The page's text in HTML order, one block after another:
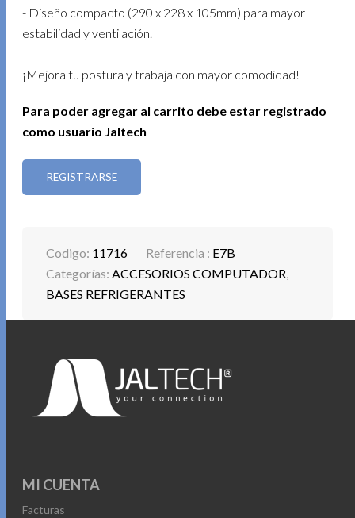
- Diseño compacto (290 x 228 x 105mm) para mayor
estabilidad y ventilación.
¡Mejora tu postura y trabaja con mayor comodidad!
Para poder agregar al carrito debe estar registrado
como usuario Jaltech
REGISTRARSE
Codigo: 11716 Referencia : E7B
Categorías:ACCESORIOS COMPUTADOR,
BASES REFRIGERANTES
MI CUENTA
Facturas